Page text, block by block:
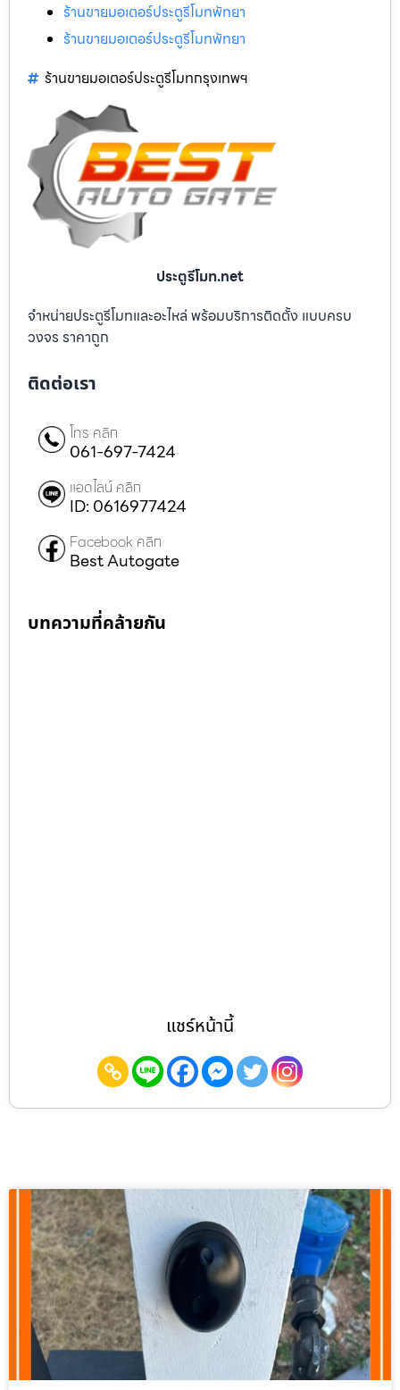
ร้านขายมอเตอร์ประตูรีโมทพัทยา
ร้านขายมอเตอร์ประตูรีโมทพัทยา
ร้านขายมอเตอร์ประตูรีโมทกรุงเทพฯ
ประตูรีโมท.net
จำหน่ายประตูรีโมทและอะไหล่ พร้อมบริการติดตั้ง แบบครบ
วงจร ราคาถูก
ติดต่อเรา
โทร คลิก
061-697-7424
แอดไลน์ คลิก
ID: 0616977424
Facebook คลิก
Best Autogate
บทความที่คล้ายกัน
แชร์หน้านี้